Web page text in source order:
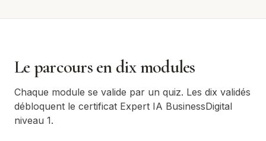
Le parcours en dix modules
Chaque module se valide par un quiz. Les dix validés
débloquent le certificat Expert IA BusinessDigital
niveau 1.